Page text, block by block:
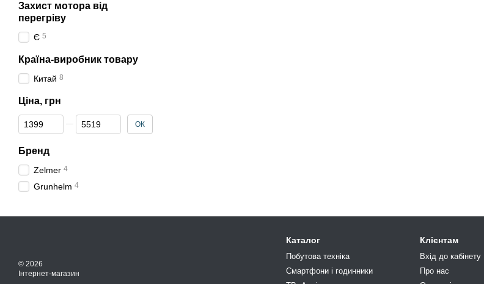
Захист мотора від
перегріву
Є 5
Країна-виробник товару
Китай 8
Ціна, грн
Від Ціна, грн
До Ціна, грн ОК
Бренд
Zelmer 4
Grunhelm 4
© 2026
Інтернет-магазин
Каталог
Побутова техніка
Смартфони і годинники
Клієнтам
Вхід до кабінету
Про нас